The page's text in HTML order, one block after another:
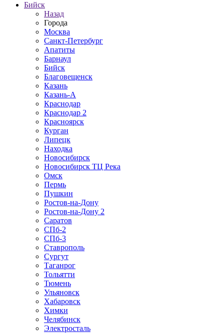
Бийск
Назад
Города
Москва
Санкт-Петербург
Апатиты
Барнаул
Бийск
Благовещенск
Казань
Казань-А
Краснодар
Краснодар 2
Красноярск
Курган
Липецк
Находка
Новосибирск
Новосибирск ТЦ Река
Омск
Пермь
Пушкин
Ростов-на-Дону
Ростов-на-Дону 2
Саратов
СПб-2
СПб-3
Ставрополь
Сургут
Таганрог
Тольятти
Тюмень
Ульяновск
Хабаровск
Химки
Челябинск
Электросталь